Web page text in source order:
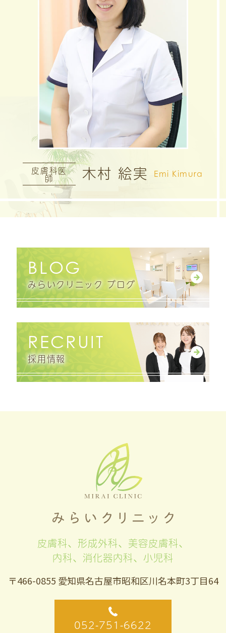
皮膚科医
師 木村 絵実 Emi Kimura
BLOG
みらいクリニック ブログ
RECRUIT
採用情報
皮膚科、形成外科、美容皮膚科、
内科、消化器内科、小児科
〒466-0855 愛知県名古屋市昭和区川名本町3丁目64
052-751-6622